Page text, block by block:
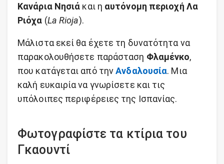
Κανάρια Νησιά και η αυτόνομη περιοχή Λα
Ριόχα (La Rioja).
Μάλιστα εκεί θα έχετε τη δυνατότητα να
παρακολουθήσετε παράσταση Φλαμένκο,
που κατάγεται από τηνΑνδαλουσία. Μια
καλή ευκαιρία να γνωρίσετε και τις
υπόλοιπες περιφέρειες της Ισπανίας.
Φωτογραφίστε τα κτίρια του
Γκαουντί